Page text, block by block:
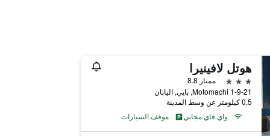
هوتل لافينيرا
3 نجوم
ممتاز 8.8
Motomachi 1-9-21, بايي, اليابان
0.5 كيلومتر عن وسط المدينة
واي فاي مجاني
موقف السيارات